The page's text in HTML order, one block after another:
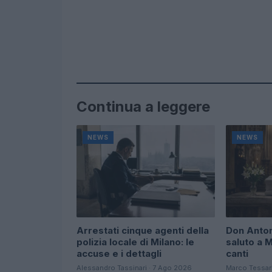
Continua a leggere
NEWS
Arrestati cinque agenti della
polizia locale di Milano: le
accuse e i dettagli
Alessandro Tassinari · 7 Ago 2026
NEWS
Don
saluto a
canti
Marco